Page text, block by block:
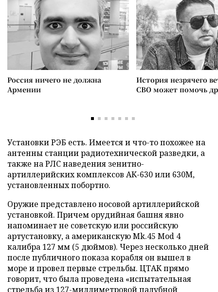
Россия ничего не должна
Армении
История незрячего
СВО может помочь
Установки РЭБ есть. Имеется и что-то похожее на
антенны станции радиотехнической разведки, а
также на РЛС наведения зенитно-
артиллерийских комплексов АК-630 или 630М,
установленных побортно.
Оружие представлено носовой артиллерийской
установкой. Причем орудийная башня явно
напоминает не советскую или российскую
артустановку, а американскую Mk.45 Mod 4
калибра 127 мм (5 дюймов). Через несколько дней
после публичного показа корабля он вышел в
море и провел первые стрельбы. ЦТАК прямо
говорит, что была проведена «испытательная
стрельба из 127-миллиметровой палубной